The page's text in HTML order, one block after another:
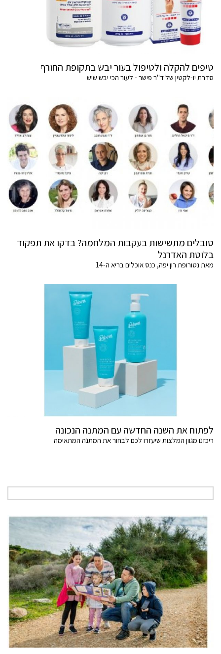
טיפים להקלה ולטיפול בעור יבש בתקופת החורף
סדרת יו-לקטין של ד"ר פישר - לעור הכי יבש שיש
סובלים מתשישות בעקבות המלחמה? בדקו את תפקוד
בלוטת האדרנל
מאת נטורופת רון יפה, כנס אוכלים בריא ה-14
לפתוח את השנה החדשה עם המתנה הנכונה
ריכזנו מגוון המלצות שיעזרו לכם לבחור את המתנה המתאימה